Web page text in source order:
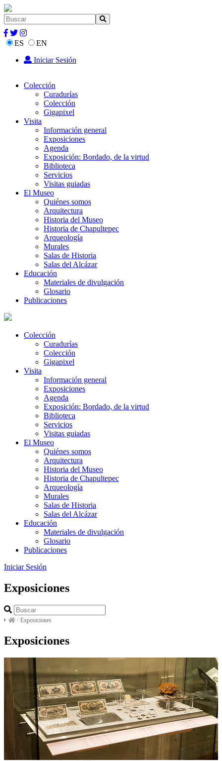
ES
EN
Iniciar Sesión
Colección
Curadurías
Colección
Gigapixel
Visita
Información general
Exposiciones
Agenda
Exposición: Bordado, de la virtud
Biblioteca
Servicios
Visitas guiadas
El Museo
Quiénes somos
Arquitectura
Historia del Museo
Historia de Chapultepec
Arqueología
Murales
Salas de Historia
Salas del Alcázar
Educación
Materiales de divulgación
Glosario
Publicaciones
Colección
Curadurías
Colección
Gigapixel
Visita
Información general
Exposiciones
Agenda
Exposición: Bordado, de la virtud
Biblioteca
Servicios
Visitas guiadas
El Museo
Quiénes somos
Arquitectura
Historia del Museo
Historia de Chapultepec
Arqueología
Murales
Salas de Historia
Salas del Alcázar
Educación
Materiales de divulgación
Glosario
Publicaciones
Iniciar Sesión
Exposiciones
/ Exposiciones
Exposiciones